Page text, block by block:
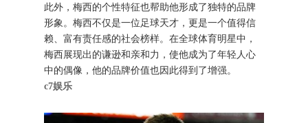
此外，梅西的个性特征也帮助他形成了独特的品牌
形象。梅西不仅是一位足球天才，更是一个值得信
赖、富有责任感的社会榜样。在全球体育明星中，
梅西展现出的谦逊和亲和力，使他成为了年轻人心
中的偶像，他的品牌价值也因此得到了增强。
c7娱乐